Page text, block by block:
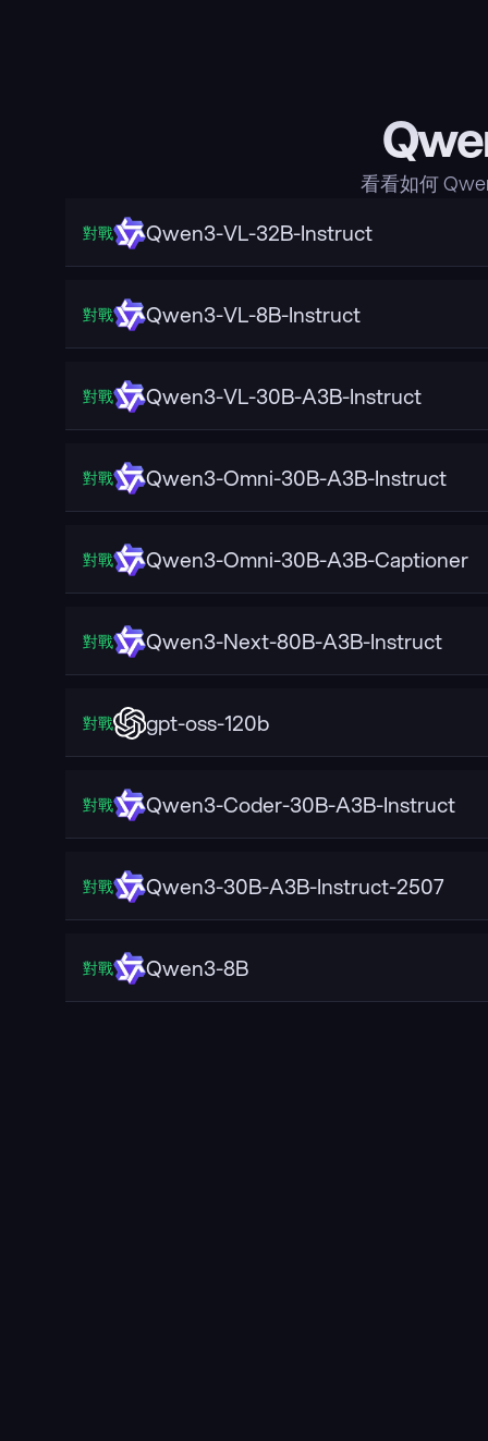
看看如何
對戰 Qwen3-VL-32B-Instruct
對戰 Qwen3-VL-8B-Instruct
對戰 Qwen3-VL-30B-A3B-Instruct
對戰 Qwen3-Omni-30B-A3B-Instruct
對戰 Qwen3-Omni-30B-A3B-Captioner
對戰 Qwen3-Next-80B-A3B-Instruct
對戰 gpt-oss-120b
對戰 Qwen3-Coder-30B-A3B-Instruct
對戰 Qwen3-30B-A3B-Instruct-2507
對戰 Qwen3-8B